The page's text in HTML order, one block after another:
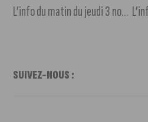
L’info du matin du jeudi 3 novembre 2022
SUIVEZ-NOUS :